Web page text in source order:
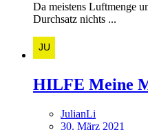
Da meistens Luftmenge
Durchsatz nichts ...
HILFE Meine
JulianLi
30. März 2021